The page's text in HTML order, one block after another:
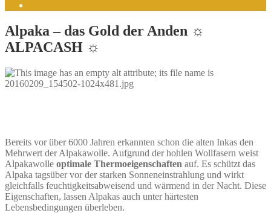
Alpaka – das Gold der Anden ☼
ALPACASH ☼
Bereits vor über 6000 Jahren erkannten schon die alten Inkas den
Mehrwert der Alpakawolle. Aufgrund der hohlen Wollfasern weist
Alpakawolle optimale Thermoeigenschaften auf. Es schützt das
Alpaka tagsüber vor der starken Sonneneinstrahlung und wirkt
gleichfalls feuchtigkeitsabweisend und wärmend in der Nacht. Diese
Eigenschaften, lassen Alpakas auch unter härtesten
Lebensbedingungen überleben.